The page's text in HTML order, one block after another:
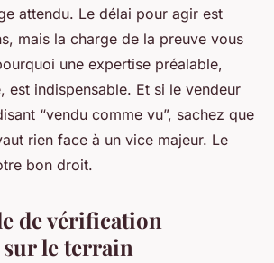
attendu. Le délai pour agir est
mais la charge de la preuve vous
une expertise préalable,
est indispensable. Et si le vendeur
“vendu comme vu”, sachez que
rien face à un vice majeur. Le
bon droit.
de vérification
le terrain